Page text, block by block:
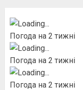
Погода на 2 тижні
Погода на 2 тижні
Погода на 2 тижні